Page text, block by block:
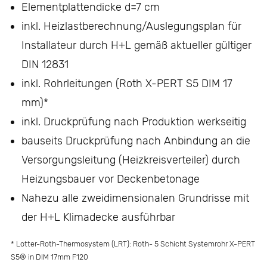
Elementplattendicke d=7 cm
inkl. Heizlastberechnung/Auslegungsplan für
Installateur durch H+L gemäß aktueller gültiger
DIN 12831
inkl. Rohrleitungen (Roth X-PERT S5 DIM 17
mm)*
inkl. Druckprüfung nach Produktion werkseitig
bauseits Druckprüfung nach Anbindung an die
Versorgungsleitung (Heizkreisverteiler) durch
Heizungsbauer vor Deckenbetonage
Nahezu alle zweidimensionalen Grundrisse mit
der H+L Klimadecke ausführbar
* Lotter-Roth-Thermosystem (LRT): Roth- 5 Schicht Systemrohr X-PERT
S5® in DIM 17mm F120